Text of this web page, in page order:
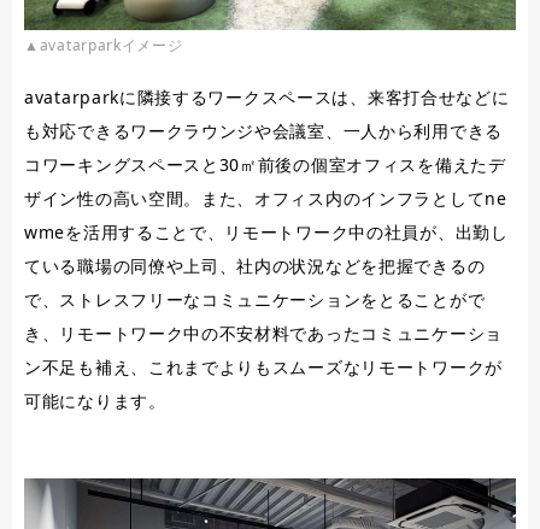
▲avatarparkイメージ
avatarparkに隣接するワークスペースは、来客打合せなどに
も対応できるワークラウンジや会議室、一人から利用できる
コワーキングスペースと30㎡前後の個室オフィスを備えたデ
ザイン性の高い空間。また、オフィス内のインフラとしてne
wmeを活用することで、リモートワーク中の社員が、出勤し
ている職場の同僚や上司、社内の状況などを把握できるの
で、ストレスフリーなコミュニケーションをとることがで
き、リモートワーク中の不安材料であったコミュニケーショ
ン不足も補え、これまでよりもスムーズなリモートワークが
可能になります。